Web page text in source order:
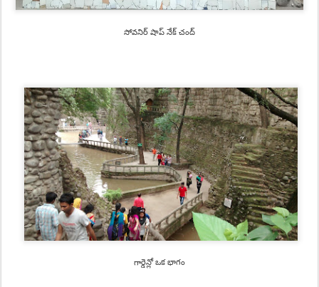
సోవనిర్ షాప్ నేక్ చంద్
గార్డెన్లో ఒక భాగం